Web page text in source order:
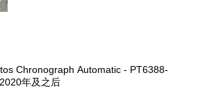
Chronograph Automatic - PT6388-
年及之后